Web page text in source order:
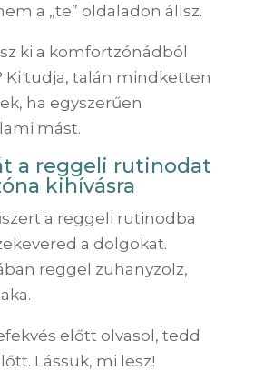
a „te” oldaladon állsz.
ki a komfortzónádból
Ki tudja, talán mindketten
ha egyszerűen
mást.
a reggeli rutinodat
kihívásra
a reggeli rutinodba
a dolgokat.
reggel zuhanyzolz,
előtt olvasol, tedd
Lássuk, mi lesz!